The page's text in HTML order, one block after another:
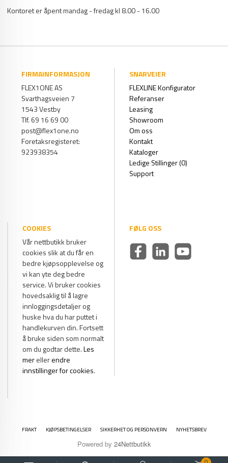
Kontoret er åpent mandag - fredag kl 8.00 - 16.00
FIRMAINFORMASJON
FLEX1ONE AS
Svarthagsveien 7
1543 Vestby
Tlf. 69 16 69 00
post@flex1one.no
Foretaksregisteret:
923938354
SNARVEIER
FLEXLINE Konfigurator
Referanser
Leasing
Showroom
Om oss
Kontakt
Kataloger
Ledige Stillinger (0)
Support
COOKIES
Vår nettbutikk bruker
cookies slik at du får en
bedre kjøpsopplevelse og
vi kan yte deg bedre
service. Vi bruker cookies
hovedsaklig til å lagre
innloggingsdetaljer og
huske hva du har puttet i
handlekurven din. Fortsett
å bruke siden som normalt
om du godtar dette.Les
merellerendre
innstillinger for cookies.
FØLG OSS
FRAKT KJØPSBETINGELSER SIKKERHET OG PERSONVERN NYHETSBREV
Powered by 24Nettbutikk